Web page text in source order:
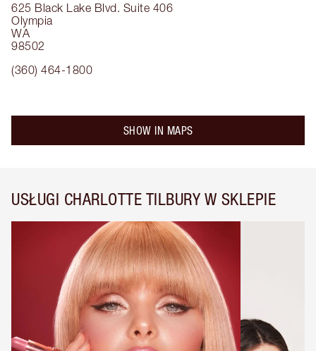
625 Black Lake Blvd. Suite 406
Olympia
WA
98502
(360) 464-1800
SHOW IN MAPS
USŁUGI CHARLOTTE TILBURY W SKLEPIE